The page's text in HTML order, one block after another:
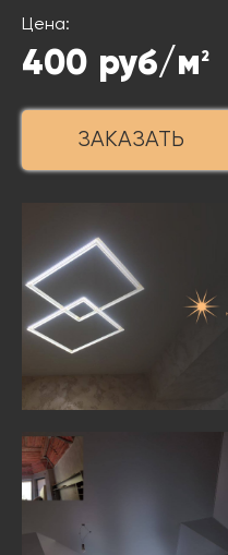
Цена:
400 руб/м2
ЗАКАЗАТЬ